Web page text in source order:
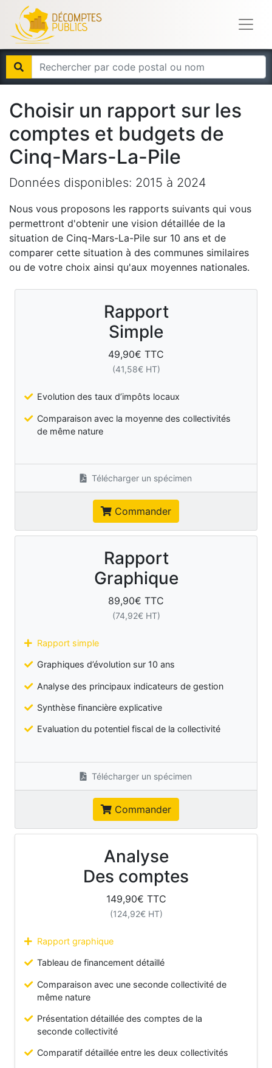
Choisir un rapport sur les
comptes et budgets de
Cinq-Mars-La-Pile
Données disponibles: 2015 à 2024
Nous vous proposons les rapports suivants qui vous
permettront d'obtenir une vision détaillée de la
situation de Cinq-Mars-La-Pile sur 10 ans et de
comparer cette situation à des communes similaires
ou de votre choix ainsi qu'aux moyennes nationales.
Rapport
Simple
49,90€ TTC
(41,58€ HT)
Evolution des taux d’impôts locaux
Comparaison avec la moyenne des collectivités
de même nature
Télécharger un spécimen
Commander
Rapport
Graphique
89,90€ TTC
(74,92€ HT)
Rapport simple
Graphiques d’évolution sur 10 ans
Analyse des principaux indicateurs de gestion
Synthèse financière explicative
Evaluation du potentiel fiscal de la collectivité
Télécharger un spécimen
Commander
Analyse
Des comptes
149,90€ TTC
(124,92€ HT)
Rapport graphique
Tableau de financement détaillé
Comparaison avec une seconde collectivité de
même nature
Présentation détaillée des comptes de la
seconde collectivité
Comparatif détaillée entre les deux collectivités